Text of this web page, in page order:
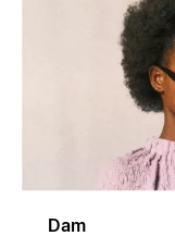
Dam